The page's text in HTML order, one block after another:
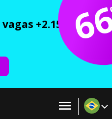
+2.150 cursos